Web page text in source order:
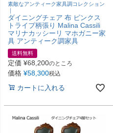
素敵なアンティーク家具調コレクション
｜
ダイニングチェア 布 ピンクス
トライプ柄張り Malina Cassili
マリナカッシーリ マホガニー家
具 アンティーク調家具
送料無料
定価 ¥68,200のところ
価格 ¥58,300税込
カートに入れる